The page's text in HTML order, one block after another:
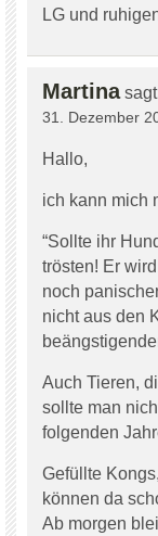
LG und
Martina
31. Dezember
Hallo,
ich kann mich
“Sollte ihr
trösten! Er
noch
nicht aus den
Auch Tieren,
sollte man
folgenden
Gefüllte
können da
Ab morgen